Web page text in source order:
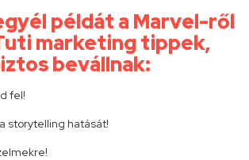
példát a Marvel-ről
marketing tippek,
bevállnak:
fel!
storytelling hatását!